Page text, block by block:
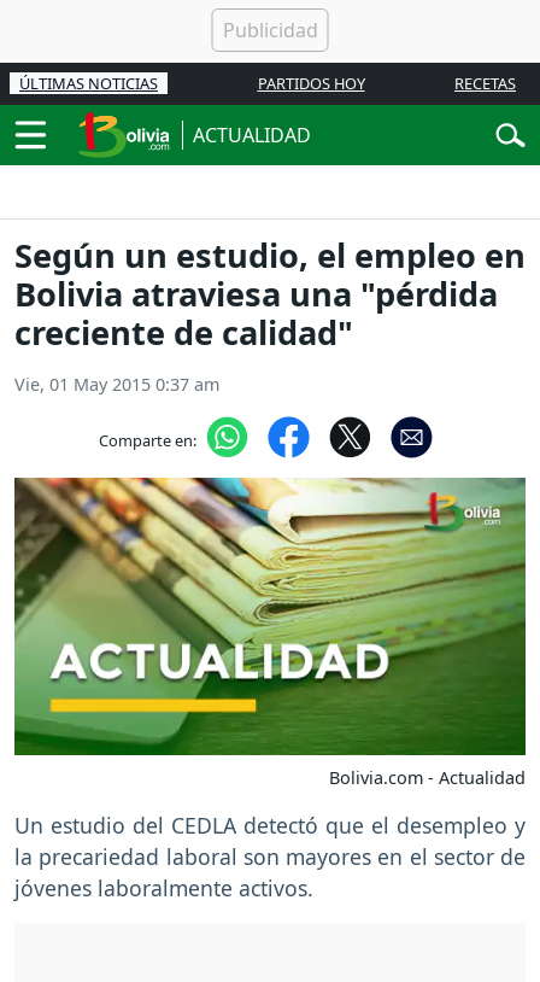
ÚLTIMAS NOTICIAS PARTIDOS HOY RECETAS
ACTUALIDAD
Según un estudio, el empleo en
Bolivia atraviesa una "pérdida
creciente de calidad"
Vie, 01 May 2015 0:37 am
Comparte en:
Bolivia.com - Actualidad
Un estudio del CEDLA detectó que el desempleo y
la precariedad laboral son mayores en el sector de
jóvenes laboralmente activos.